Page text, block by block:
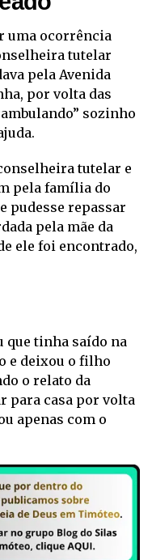
uma ocorrência
tutelar
pela Avenida
por volta das
sozinho
tutelar e
pela família do
pudesse repassar
pela mãe da
ele foi encontrado,
que tinha saído na
e deixou o filho
o relato da
para casa por volta
apenas com o